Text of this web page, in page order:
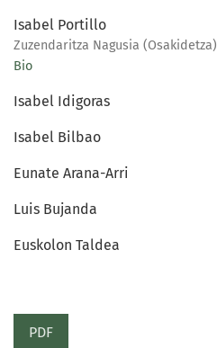
Isabel Portillo
Zuzendaritza Nagusia (Osakidetza)
Bio
Isabel Idigoras
Isabel Bilbao
Eunate Arana-Arri
Luis Bujanda
Euskolon Taldea
PDF